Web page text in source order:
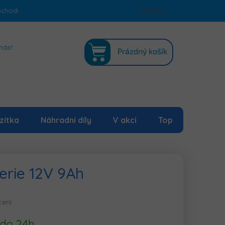
Podmínky ochrany osobních údajů Mapa serveru
Přihlášení
KOŠÍK
Prázdný košík
Náhradní díly V akci Top
12V 9Ah